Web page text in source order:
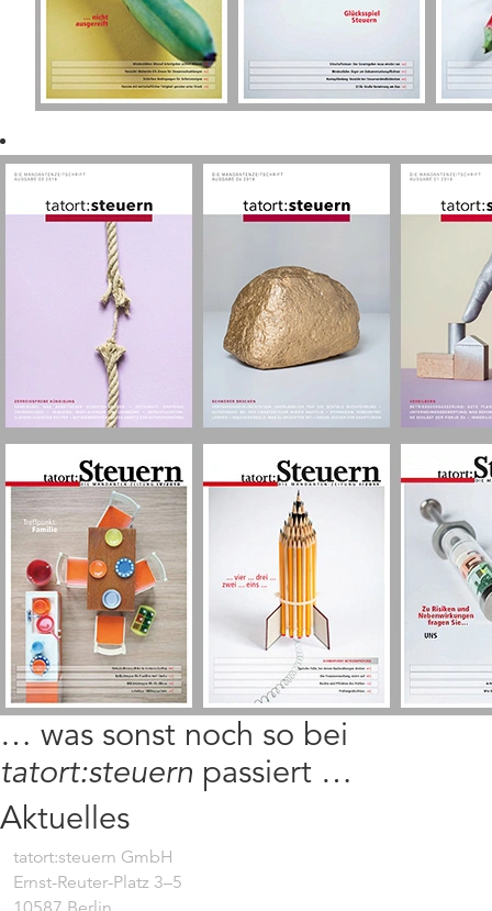
… was sonst noch so bei
tatort:steuern passiert …
Aktuelles
tatort:steuern GmbH
Ernst-Reuter-Platz 3–5